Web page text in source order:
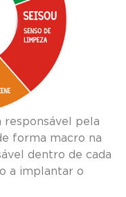
responsável pela
forma macro na
dentro de cada
a implantar o